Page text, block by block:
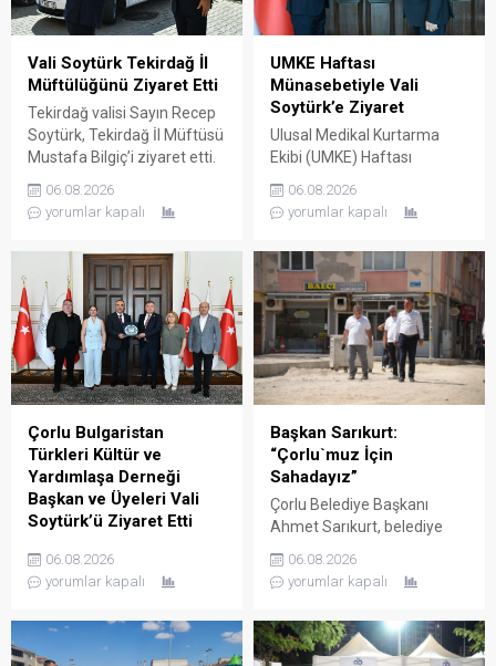
Vali Soytürk Tekirdağ İl
Müftülüğünü Ziyaret Etti
Tekirdağ valisi Sayın Recep
Soytürk, Tekirdağ İl Müftüsü
Mustafa Bilgiç’i ziyaret etti.
Bilgiç ve Tekirdağ İl
Müftülüğü personeli
Soytürk ardından İl Müftüsü
Bilgiç ile bir süre görüşerek
müftülüğün çalışma ve
faaliyetleri hakkında bilgi
aldı. Günün anısına hatıra
fotoğrafı çekilmesinin
ardından ziyaret sona erdi.
06.08.2026
yorumlar kapalı
UMKE Haftası
Münasebetiyle Vali
Soytürk’e Ziyaret
Ulusal Medikal Kurtarma
Ekibi (UMKE) Haftası
Müdürü Uzm. Dr. Lütfi
Çağatay Onar, Sağlık
Mustafa Dönmez ve UMKE
çalışanları, Tekirdağ valisi
Sayın Recep Soytürk’ü
makamında ziyaret etti.
Ziyaret sırasında İl Sağlık
Müdürü Onar, UMKE Haftası
münasebetiyle
düzenlenecek etkinlikler
hakkında Vali Soytürk’e bilgi
verdi. Ziyaretten...
06.08.2026
yorumlar kapalı
Çorlu Bulgaristan
Türkleri Kültür ve
Yardımlaşa Derneği
Başkan ve Üyeleri Vali
Soytürk’ü Ziyaret Etti
Kültür ve Yardımlaşa
Derneği Başkanı Güner Çetin
Tekirdağ valisi Sayın Recep
Soytürk’ü makamında
06.08.2026
yorumlar kapalı
Başkan Sarıkurt:
“Çorlu`muz İçin
Sahadayız”
Çorlu Belediye Başkanı
Ahmet Sarıkurt, belediye
faaliyetlerini yerinde
denetlemek ve
vatandaşlarla birebir temas
gerçekleştirdiği mahalle
gezilerine aralıksız devam
06.08.2026
yorumlar kapalı